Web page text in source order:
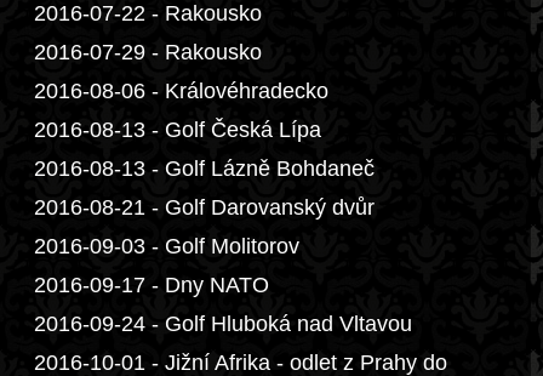
2016-07-22 - Rakousko
2016-07-29 - Rakousko
2016-08-06 - Královéhradecko
2016-08-13 - Golf Česká Lípa
2016-08-13 - Golf Lázně Bohdaneč
2016-08-21 - Golf Darovanský dvůr
2016-09-03 - Golf Molitorov
2016-09-17 - Dny NATO
2016-09-24 - Golf Hluboká nad Vltavou
2016-10-01 - Jižní Afrika - odlet z Prahy do